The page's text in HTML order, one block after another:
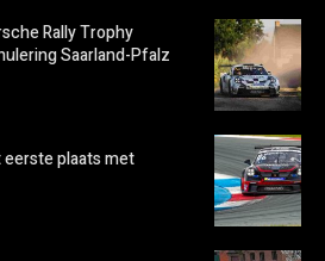
Rally Trophy
Saarland-Pfalz
plaats met